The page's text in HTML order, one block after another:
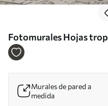
Fotomurales Hojas
envejecida Nr. u93964
Murales de pared a
medida